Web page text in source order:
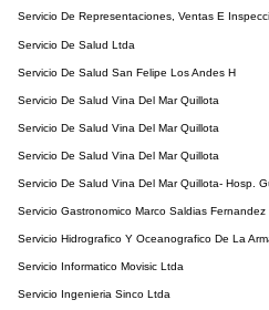
Servicio De Representaciones, Ventas E
Servicio De Salud Ltda
Servicio De Salud San Felipe Los Andes H
Servicio De Salud Vina Del Mar Quillota
Servicio De Salud Vina Del Mar Quillota
Servicio De Salud Vina Del Mar Quillota
Servicio De Salud Vina Del Mar Quillota- Hosp.
Servicio Gastronomico Marco Saldias Fernandez
Servicio Hidrografico Y Oceanografico De La
Servicio Informatico Movisic Ltda
Servicio Ingenieria Sinco Ltda